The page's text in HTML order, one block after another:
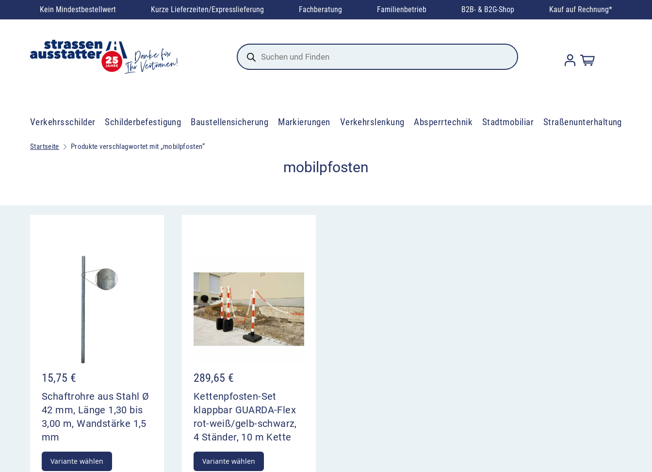
Kein Mindestbestellwert Kurze Lieferzeiten/Expresslieferung Fachberatung Familienbetrieb B2B- & B2G-Shop Kauf auf Rechnung*
Products
search
Verkehrsschilder Schilderbefestigung Baustellensicherung Markierungen Verkehrslenkung Absperrtechnik Stadtmobiliar Straßenunterhaltung
Startseite Produkte verschlagwortet mit „mobilpfosten“
mobilpfosten
15,75 €
Schaftrohre aus Stahl Ø
42 mm, Länge 1,30 bis
3,00 m, Wandstärke 1,5
mm
Variante wählen
289,65 €
Kettenpfosten-Set
klappbar GUARDA-Flex
rot-weiß/gelb-schwarz,
4 Ständer, 10 m Kette
Variante wählen